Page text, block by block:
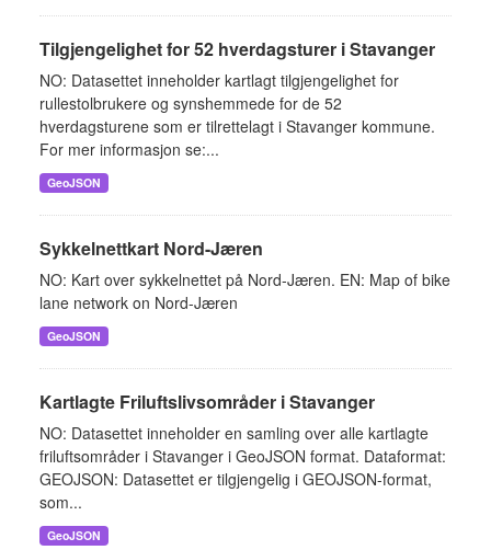
Tilgjengelighet for 52 hverdagsturer i Stavanger
NO: Datasettet inneholder kartlagt tilgjengelighet for
rullestolbrukere og synshemmede for de 52
hverdagsturene som er tilrettelagt i Stavanger kommune.
For mer informasjon se:...
GeoJSON
Sykkelnettkart Nord-Jæren
NO: Kart over sykkelnettet på Nord-Jæren. EN: Map of bike
lane network on Nord-Jæren
GeoJSON
Kartlagte Friluftslivsområder i Stavanger
NO: Datasettet inneholder en samling over alle kartlagte
friluftsområder i Stavanger i GeoJSON format. Dataformat:
GEOJSON: Datasettet er tilgjengelig i GEOJSON-format,
som...
GeoJSON